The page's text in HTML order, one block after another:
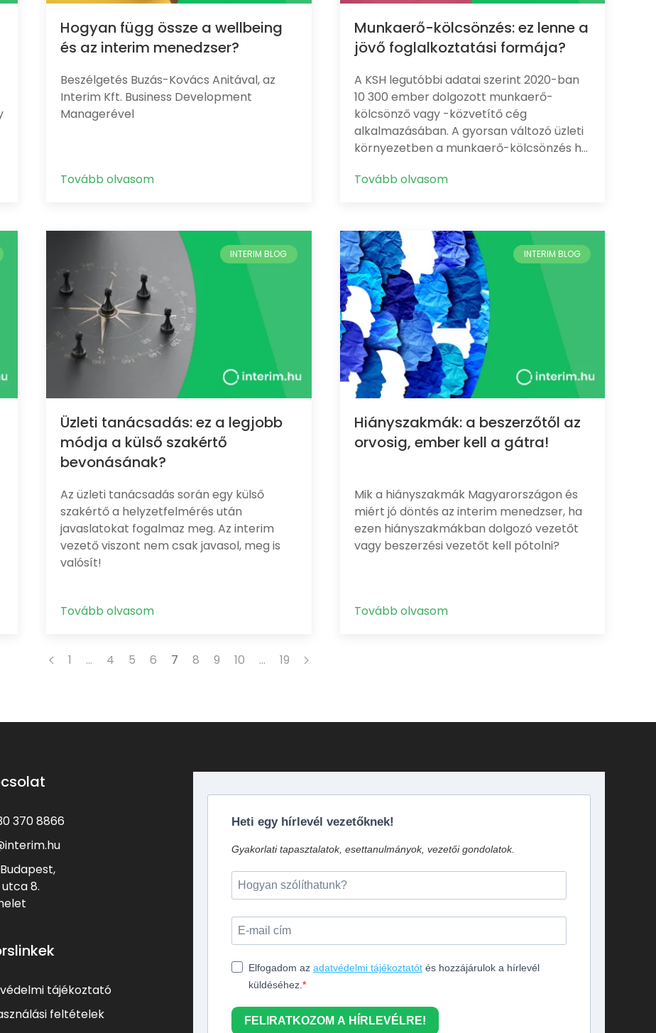
Hogyan függ össze a wellbeing
és az interim menedzser?
Beszélgetés Buzás-Kovács Anitával, az
Interim Kft. Business Development
Managerével
Tovább olvasom
Munkaerő-kölcsönzés: ez lenne a
jövő foglalkoztatási formája?
A KSH legutóbbi adatai szerint 2020-ban
10 300 ember dolgozott munkaerő-
kölcsönző vagy -közvetítő cég
alkalmazásában. A gyorsan változó üzleti
környezetben a munkaerő-kölcsönzés h…
Tovább olvasom
Üzleti tanácsadás: ez a legjobb
módja a külső szakértő
bevonásának?
Az üzleti tanácsadás során egy külső
szakértő a helyzetfelmérés után
javaslatokat fogalmaz meg. Az interim
vezető viszont nem csak javasol, meg is
valósít!
Tovább olvasom
Hiányszakmák: a beszerzőtől az
orvosig, ember kell a gátra!
Mik a hiányszakmák Magyarországon és
miért jó döntés az interim menedzser, ha
ezen hiányszakmákban dolgozó vezetőt
vagy beszerzési vezetőt kell pótolni?
Tovább olvasom
1 … 4 5 6 7 8 9 10 … 19
370 8866
8.
tájékoztató
feltételek
Heti egy hírlevél vezetőknek!
Gyakorlati tapasztalatok, esettanulmányok, vezetői gondolatok.
Elfogadom az adatvédelmi tájékoztatót és hozzájárulok a hírlevél
küldéséhez.
FELIRATKOZOM A HÍRLEVÉLRE!